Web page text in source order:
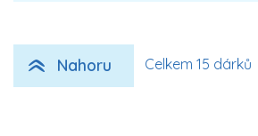
Nahoru Celkem 15 dárků